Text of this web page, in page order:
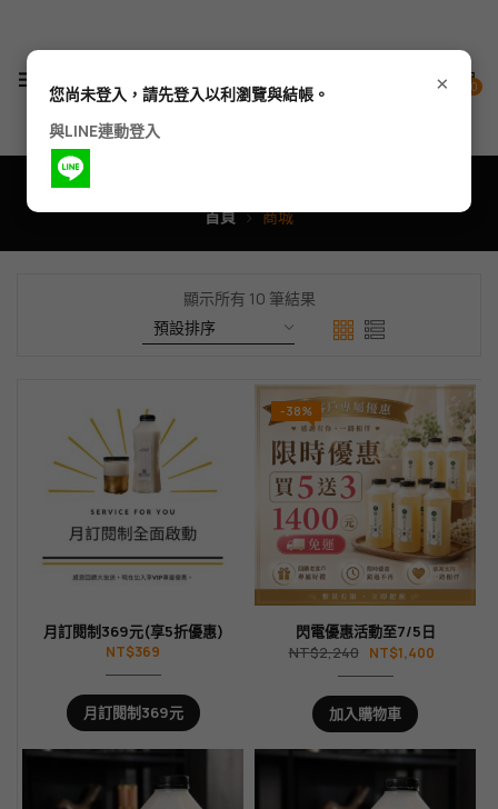
0
首頁 商城
顯示所有 10 筆結果
月訂閱制369元(享5折優惠)
NT$369
月訂閱制369元
-38%
閃電優惠活動至7/5日
NT$2,240 NT$1,400
加入購物車
×
您尚未登入，請先登入以利瀏覽與結帳。
與LINE連動登入